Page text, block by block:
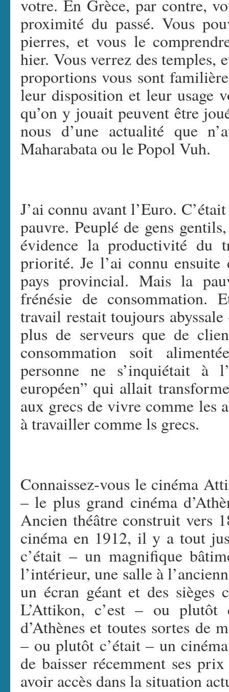
votre. En Grèce, par contre,
proximité du passé. Vous
pierres, et vous le
hier. Vous verrez des temples,
proportions vous sont
leur disposition et leur usage
qu’on y jouait peuvent être
nous d’une actualité que
Maharabata ou le Popol Vuh.
J’ai connu avant l’Euro.
pauvre. Peuplé de gens
évidence la productivité du
priorité. Je l’ai connu
pays provincial. Mais la
frénésie de consommation.
travail restait toujours
plus de serveurs que de
consommation soit
personne ne s’inquiétait à
européen” qui allait
aux grecs de vivre comme
à travailler comme ls grecs.
Connaissez-vous le cinéma
– le plus grand cinéma
Ancien théâtre construit vers
cinéma en 1912, il y a tout
c’était – un magnifique
l’intérieur, une salle à
un écran géant et des sièges
L’Attikon, c’est – ou
d’Athènes et toutes sortes de
– ou plutôt c’était – un
de baisser récemment ses
avoir accès dans la situation